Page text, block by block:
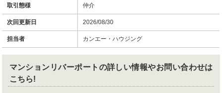
取引態様 仲介
次回更新日 2026/08/30
担当者 カンエー・ハウジング
マンションリバーポート の詳しい情報やお問い合わせは
こちら!